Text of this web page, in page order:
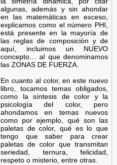
algunas, además y sin ahondar
en las matemáticas en exceso,
explicamos como el número PHI,
está presente en la mayoría de
las reglas de composición y de
aquí, incluimos un NUEVO
concepto… al que denominamos
las ZONAS DE FUERZA.
En cuanto al color, en este nuevo
libro, tocamos temas obligados,
como la síntesis de color y la
psicología del color, pero
ahondamos en temas nuevos
como por ejemplo, qué son las
paletas de color, qué es lo que
tengo que saber para crear
paletas de color que transmitan
seriedad, ternura, felicidad,
respeto o misterio, entre otras.